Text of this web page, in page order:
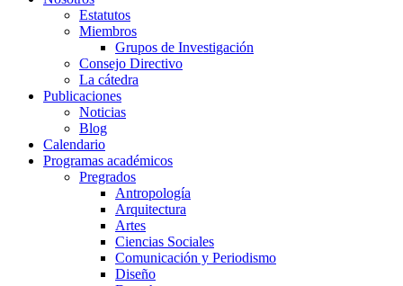
Estatutos
Miembros
Grupos de Investigación
Consejo Directivo
La cátedra
Publicaciones
Noticias
Blog
Calendario
Programas académicos
Pregrados
Antropología
Arquitectura
Artes
Ciencias Sociales
Comunicación y Periodismo
Diseño